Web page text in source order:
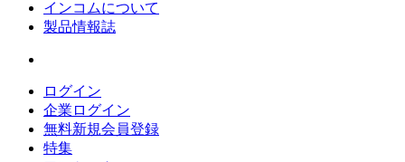
インコムについて
製品情報誌
ログイン
企業ログイン
無料新規会員登録
特集